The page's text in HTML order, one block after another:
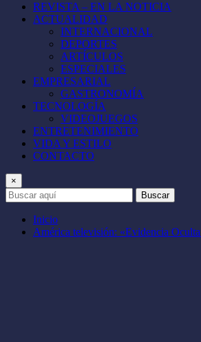
REVISTA – EN LA NOTICIA
ACTUALIDAD
INTERNACIONAL
DEPORTES
ARTÍCULOS
ESPECIALES
EMPRESARIAL
GASTRONOMÍA
TECNOLOGÍA
VIDEOJUEGOS
ENTRETENIMIENTO
VIDA Y ESTILO
CONTACTO
×
Buscar
Inicio
América televisión: «Evidencia